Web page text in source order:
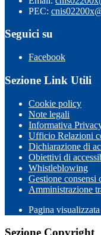
PEC:
Seguici su
Facebook
Sezione Link Utili
Cookie policy
Note legali
Informativa
Ufficio Relazioni
Dichiarazione di
Obiettivi di
Whistleblowing
Gestione consensi
Amministrazione
Pagina visualizzata
Sezione Copyright